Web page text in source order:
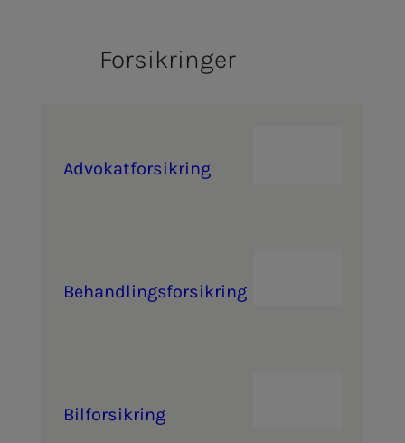
Forsikringer
Ad­vo­kat­­­for­­­sik­ring
Be­hand­­­lings­­­­­for­­­sik­ring
Bil­­­for­­­sik­ring